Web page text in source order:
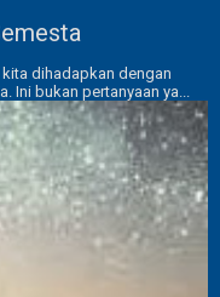
dihadapkan dengan
bukan pertanyaan ya...